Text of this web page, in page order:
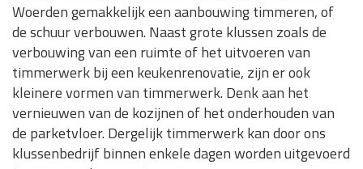
Woerden gemakkelijk een aanbouwing timmeren, of
de schuur verbouwen. Naast grote klussen zoals de
verbouwing van een ruimte of het uitvoeren van
timmerwerk bij een keukenrenovatie, zijn er ook
kleinere vormen van timmerwerk. Denk aan het
vernieuwen van de kozijnen of het onderhouden van
de parketvloer. Dergelijk timmerwerk kan door ons
klussenbedrijf binnen enkele dagen worden uitgevoerd